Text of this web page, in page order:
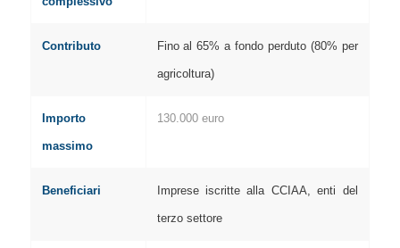
Contributo Fino al 65% a fondo perduto (80% per
agricoltura)
Importo
massimo
130.000 euro
Beneficiari Imprese iscritte alla CCIAA, enti del
terzo settore